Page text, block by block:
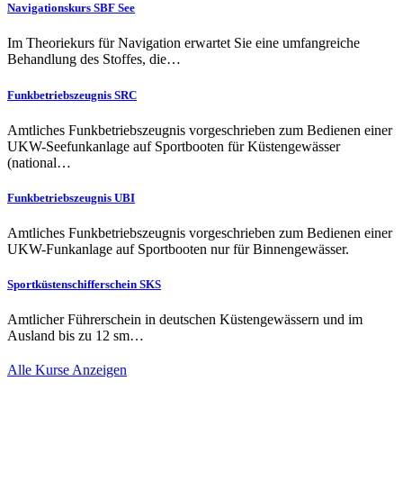
Navigationskurs SBF See
Im Theoriekurs für Navigation erwartet Sie eine umfangreiche
Behandlung des Stoffes, die…
Funkbetriebszeugnis SRC
Amtliches Funkbetriebszeugnis vorgeschrieben zum Bedienen einer
UKW-Seefunkanlage auf Sportbooten für Küstengewässer
(national…
Funkbetriebszeugnis UBI
Amtliches Funkbetriebszeugnis vorgeschrieben zum Bedienen einer
UKW-Funkanlage auf Sportbooten nur für Binnengewässer.
Sportküstenschiffer­schein SKS
Amtlicher Führerschein in deutschen Küstengewässern und im
Ausland bis zu 12 sm…
Alle Kurse Anzeigen